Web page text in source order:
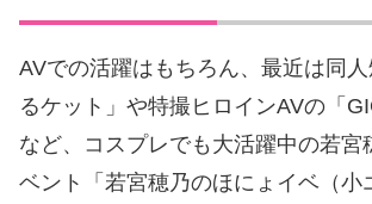
AVでの活躍はもちろん、最近は同
るケット」や特撮ヒロインAVの「
など、コスプレでも大活躍中の若宮
ベント「若宮穂乃のほにょイベ（小